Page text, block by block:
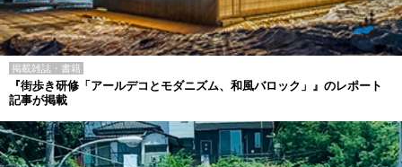
掲載雑誌・書籍
『街歩き研修「アールデコとモダニズム、和風バロック」』のレポート
記事が掲載